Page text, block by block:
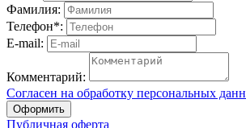
Фамилия:
Телефон*:
E-mail:
Комментарий:
Согласен на обработку персональных
Публичная оферта